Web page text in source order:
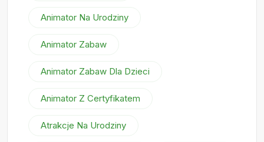
Animator Na Urodziny
Animator Zabaw
Animator Zabaw Dla Dzieci
Animator Z Certyfikatem
Atrakcje Na Urodziny